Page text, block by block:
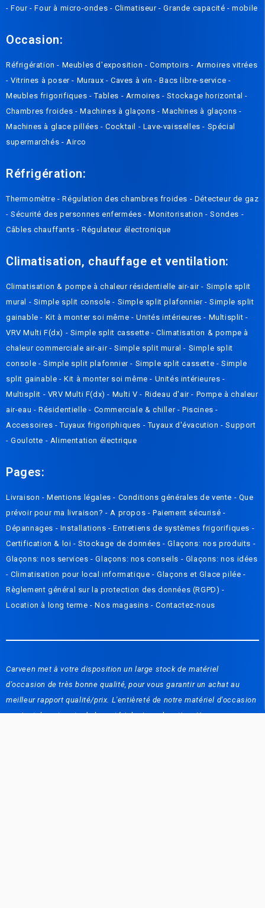
-Four-Four à micro-ondes -Climatiseur-Grande capacité-mobile
Occasion:
Réfrigération- Meubles d'exposition-Comptoirs- Armoires vitrées
-Vitrines à poser- Muraux -Caves à vin-Bacs libre-service -
Meubles frigorifiques-Tables - Armoires-Stockage horizontal-
Chambres froides-Machines à glaçons -Machines à glaçons-
Machines à glace pillées-Cocktail - Lave-vaisselles- Spécial
supermarchés -Airco
Réfrigération:
Thermomètre-Régulation des chambres froides - Détecteur de gaz
-Sécurité des personnes enfermées-Monitorisation-Sondes -
Câbles chauffants -Régulateur électronique
Climatisation, chauffage et ventilation:
Climatisation & pompe à chaleur résidentielle air-air- Simple split
mural - Simple split console- Simple split plafonnier-Simple split
gainable- Kit à monter soi même -Unités intérieures- Multisplit-
VRV Multi F(dx) - Simple split cassette-Climatisation & pompe à
chaleur commerciale air-air -Simple split mural- Simple split
console -Simple split plafonnier- Simple split cassette -Simple
split gainable -Kit à monter soi même- Unités intérieures-
Multisplit - VRV Multi F(dx)- Multi V- Rideau d'air- Pompe à chaleur
air-eau -Résidentielle- Commerciale & chiller -Piscines-
Accessoires-Tuyaux frigoriphiques -Tuyaux d'évacution-Support
-Goulotte - Alimentation électrique
Pages:
Livraison -Mentions légales- Conditions générales de vente - Que
prévoir pour ma livraison? - A propos -Paiement sécurisé -
Dépannages - Installations-Entretiens de systèmes frigorifiques -
Certification & loi -Stockage de données-Glaçons: nos produits -
Glaçons: nos services-Glaçons: nos conseils - Glaçons: nos idées
-Climatisation pour local informatique-Glaçons et Glace pilée-
Règlement général sur la protection des données (RGPD)-
Location à long terme -Nos magasins-Contactez-nous
Carveen met à votre disposition un large stock de matériel
d'occasion de très bonne qualité, pour vous garantir un achat au
meilleur rapport qualité/prix. L'entièreté de notre matériel d'occasion
provient de notre stock de matériel mis en location. Nous vous